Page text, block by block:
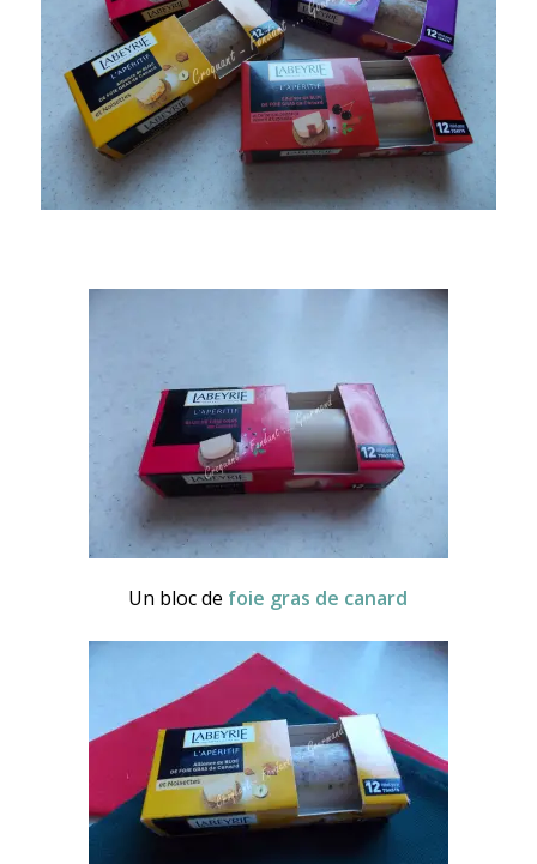
Un bloc de foie gras de canard